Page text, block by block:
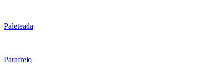
Paleteada
Parafreio